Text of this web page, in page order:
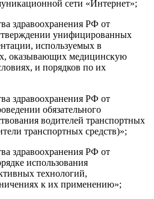
сети «Интернет»;
здравоохранения РФ от
унифицированных
используемых в
оказывающих медицинскую
и порядков по их
здравоохранения РФ от
обязательного
водителей транспортных
транспортных средств)»;
здравоохранения РФ от
использования
технологий,
к их применению»;